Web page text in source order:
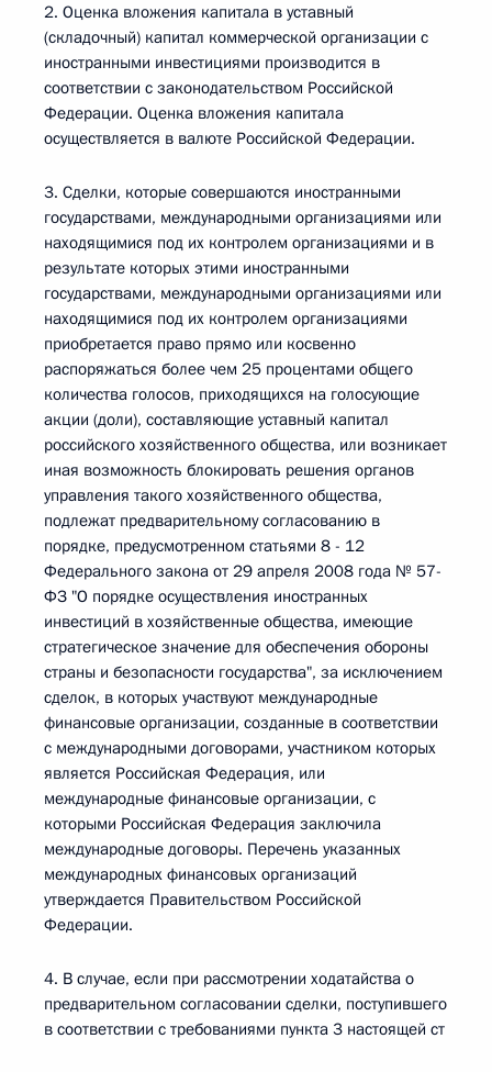
2. Оценка вложения капитала в уставный
(складочный) капитал коммерческой организации с
иностранными инвестициями производится в
соответствии с законодательством Российской
Федерации. Оценка вложения капитала
осуществляется в валюте Российской Федерации.
3. Сделки, которые совершаются иностранными
государствами, международными организациями или
находящимися под их контролем организациями и в
результате которых этими иностранными
государствами, международными организациями или
находящимися под их контролем организациями
приобретается право прямо или косвенно
распоряжаться более чем 25 процентами общего
количества голосов, приходящихся на голосующие
акции (доли), составляющие уставный капитал
российского хозяйственного общества, или возникает
иная возможность блокировать решения органов
управления такого хозяйственного общества,
подлежат предварительному согласованию в
порядке, предусмотренном статьями 8 - 12
Федерального закона от 29 апреля 2008 года № 57-
ФЗ "О порядке осуществления иностранных
инвестиций в хозяйственные общества, имеющие
стратегическое значение для обеспечения обороны
страны и безопасности государства", за исключением
сделок, в которых участвуют международные
финансовые организации, созданные в соответствии
с международными договорами, участником которых
является Российская Федерация, или
международные финансовые организации, с
которыми Российская Федерация заключила
международные договоры. Перечень указанных
международных финансовых организаций
утверждается Правительством Российской
Федерации.
4. В случае, если при рассмотрении ходатайства о
предварительном согласовании сделки, поступившего
в соответствии с требованиями пункта 3 настоящей ст